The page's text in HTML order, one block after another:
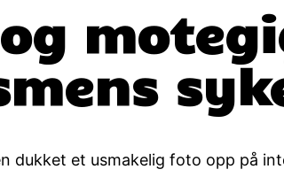
dukket et usmakelig foto opp på